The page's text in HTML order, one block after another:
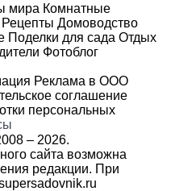
мира Комнатные
Рецепты Домоводство
Поделки для сада Отдых
Фотоблог
Реклама в ООО
соглашение
персональных
– 2026.
сайта возможна
редакции. При